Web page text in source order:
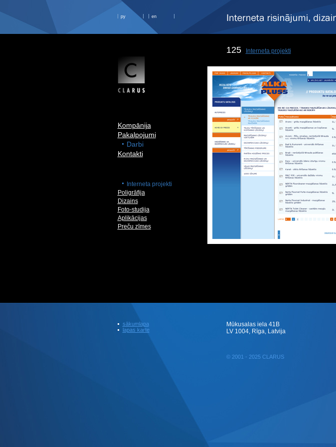
ру en
Kompānija
Pakalpojumi
Darbi
Kontakti
Interneta projekti
Poligrāfija
Dizains
Foto-studija
Aplikācijas
Preču zīmes
125 Interneta projekti
sākumlapa
lapas karte
Mūkusalas iela 41B
LV 1004, Rīga, Latvija
© 2001 - 2025 CLARUS